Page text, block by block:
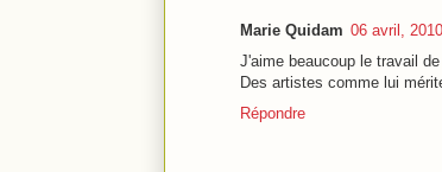
Marie Quidam 06 avril,
J'aime beaucoup le travail
Des artistes comme lui
Répondre